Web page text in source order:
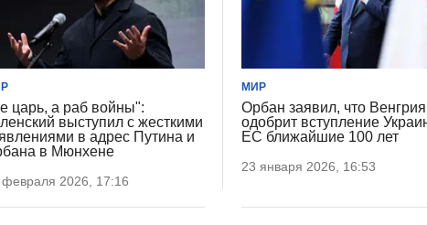
царь, а раб войны":
выступил с жесткими
в адрес Путина и
в Мюнхене
февраля 2026, 17:16
МИР
Орбан заявил, что
одобрит вступление
ЕС ближайшие 100 лет
23 января 2026, 16:53